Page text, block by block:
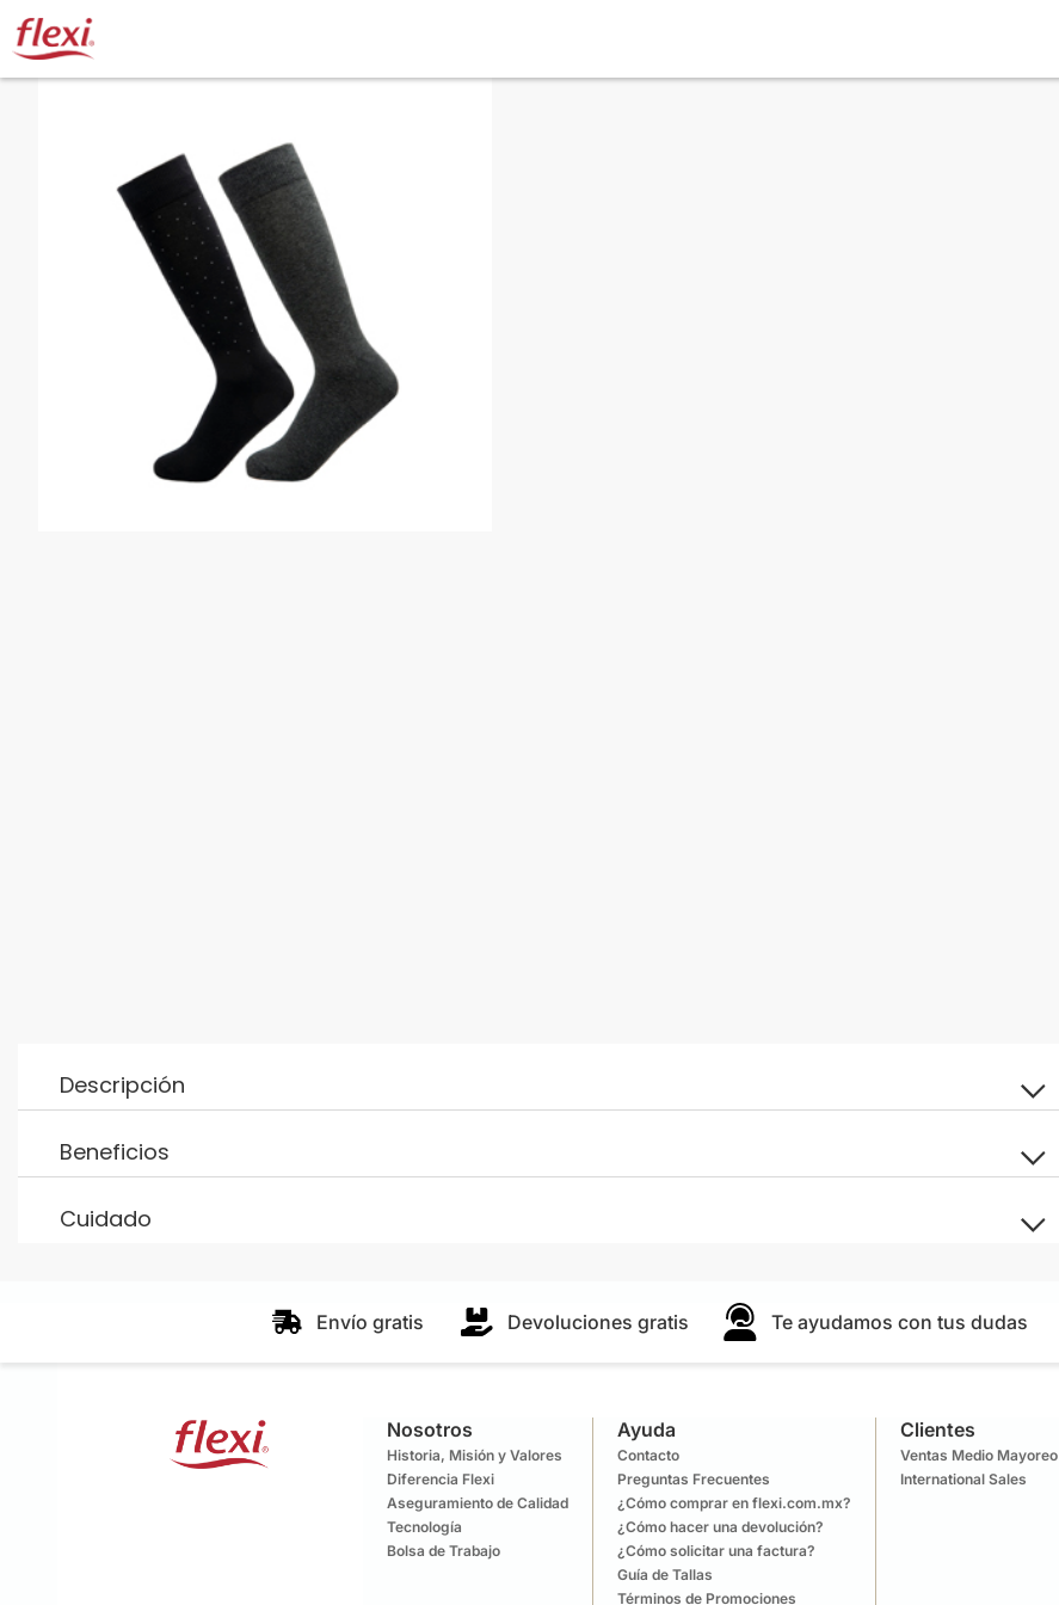
Descripción
Beneficios
Cuidado
Envío gratis Devoluciones gratis Te ayudamos con tus dudas
Nosotros
Historia, Misión y Valores
Diferencia Flexi
Aseguramiento de Calidad
Tecnología
Bolsa de Trabajo
Ayuda
Contacto
Preguntas Frecuentes
¿Cómo comprar en flexi.com.mx?
¿Cómo hacer una devolución?
¿Cómo solicitar una factura?
Guía de Tallas
Términos de Promociones
Clientes
Ventas Medio Mayoreo
International Sales